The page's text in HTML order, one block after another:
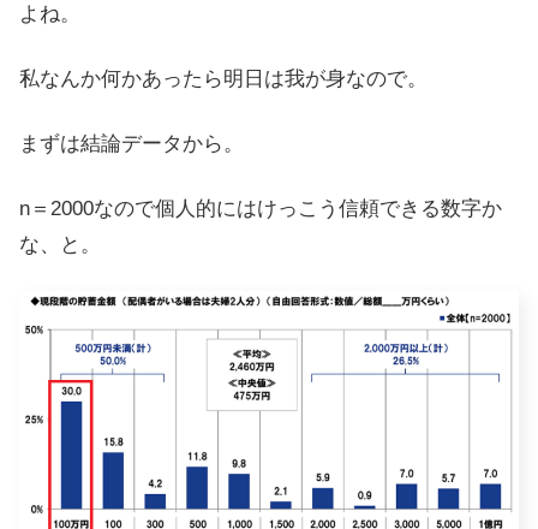
よね。
私なんか何かあったら明日は我が身なので。
まずは結論データから。
n＝2000なので個人的にはけっこう信頼できる数字か
な、と。